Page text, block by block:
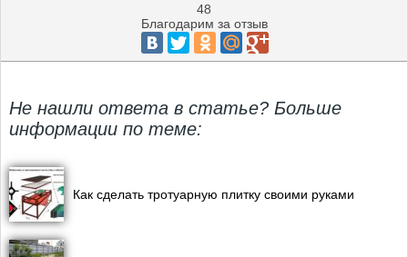
48
Благодарим за отзыв
Не нашли ответа в статье? Больше
информации по теме:
Как сделать тротуарную плитку своими руками